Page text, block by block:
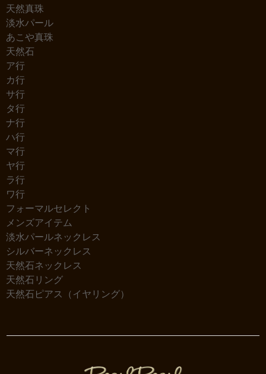
天然真珠
淡水パール
あこや真珠
天然石
ア行
カ行
サ行
タ行
ナ行
ハ行
マ行
ヤ行
ラ行
ワ行
フォーマルセレクト
メンズアイテム
淡水パールネックレス
シルバーネックレス
天然石ネックレス
天然石リング
天然石ピアス（イヤリング）